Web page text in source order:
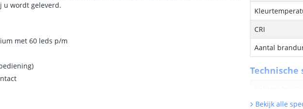
u wordt geleverd.
met 60 leds p/m
CRI
Aantal
Technische
Bekijk alle